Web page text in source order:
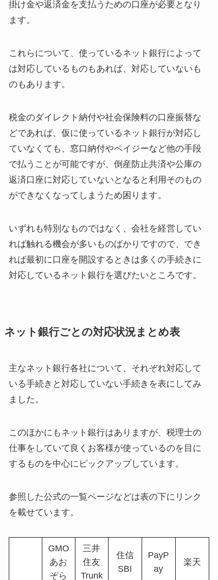
掛け金や返済金を支払うための口座が必要となり
ます。
これらについて、使っているネット銀行によって
は対応しているものもあれば、対応していないも
のもあります。
税金のダイレクト納付や社会保険料の口座振替な
どであれば、仮に使っているネット銀行が対応し
ていなくても、窓口納付やペイジーなど他の手段
で払うことが可能ですが、倒産防止共済や公庫の
返済口座に対応していないとなると利用そのもの
ができなくなってしまうため困ります。
いずれも特別なものではなく、会社を経営してい
れば触れる機会が多いものばかりですので、でき
れば最初に口座を開設するときは多くの手続きに
対応しているネット銀行を選びたいところです。
ネット銀行ごとの対応状況まとめ表
主なネット銀行各社について、それぞれ対応して
いる手続きと対応していない手続きを表にしてみ
ました。
このほかにもネット銀行はありますが、税理士の
仕事をしていて良くお客様が使っているのを目に
するものを中心にピックアップしています。
参照した公式の一覧ページなどは表の下にリンク
を載せています。
GMO
あお
ぞら
三井
住友
Trunk
住信
SBI
PayP
ay
楽天